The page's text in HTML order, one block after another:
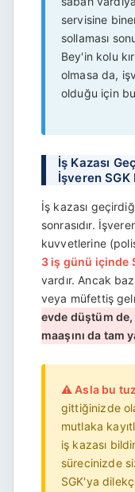
servisine
sollaması
Bey'in kolu
olmasa da,
olduğu için bu
İş Kazası
İşveren
İş kazası
sonrasıdır.
kuvvetlerine
3 iş günü içinde
vardır. Ancak
veya müfettiş
evde düştüm de,
maaşını da tam
⚠️ Asla bu
gittiğinizde
mutlaka
iş kazası
sürecinizde
SGK'ya